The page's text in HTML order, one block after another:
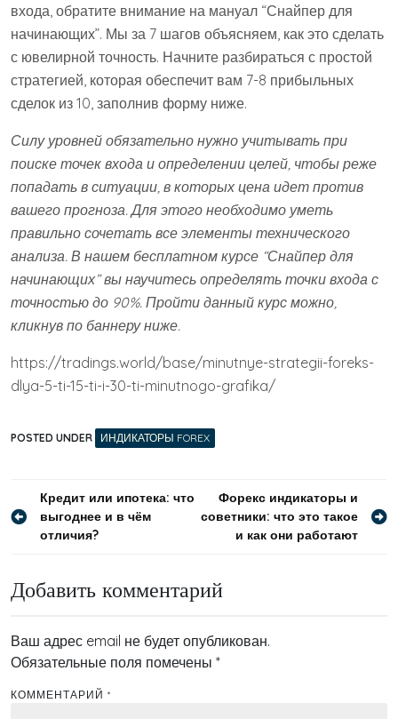
входа, обратите внимание на мануал “Снайпер для
начинающих”. Мы за 7 шагов объясняем, как это сделать
с ювелирной точность. Начните разбираться с простой
стратегией, которая обеспечит вам 7-8 прибыльных
сделок из 10, заполнив форму ниже.
Силу уровней обязательно нужно учитывать при
поиске точек входа и определении целей, чтобы реже
попадать в ситуации, в которых цена идет против
вашего прогноза. Для этого необходимо уметь
правильно сочетать все элементы технического
анализа. В нашем бесплатном курсе “Снайпер для
начинающих” вы научитесь определять точки входа с
точностью до 90%. Пройти данный курс можно,
кликнув по баннеру ниже.
https://tradings.world/base/minutnye-strategii-foreks-
dlya-5-ti-15-ti-i-30-ti-minutnogo-grafika/
POSTED UNDER ИНДИКАТОРЫ FOREX
Навигация
по
Кредит или ипотека: что
выгоднее и в чём
отличия?
Форекс индикаторы и
советники: что это такое
и как они работают
Добавить комментарий
Ваш адрес email не будет опубликован.
Обязательные поля помечены *
КОММЕНТАРИЙ *